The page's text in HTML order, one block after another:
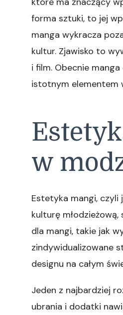
forma sztuki, to jej
manga wykracza
kultur. Zjawisko to
i film. Obecnie
istotnym elementem
w
Estetyka mangi, czyli
kulturę
dla mangi, takie jak
zindywidualizowane
designu na całym
Jeden z najbardziej
ubrania i dodatki